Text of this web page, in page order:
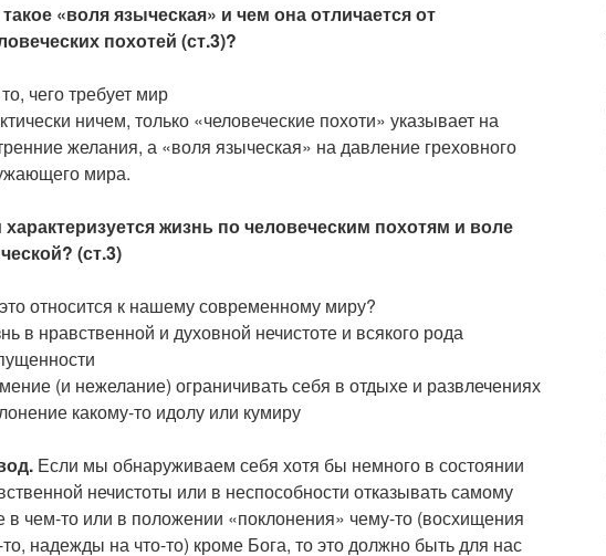
«воля языческая» и чем она отличается от
похотей (ст.3)?
чего требует мир
ничем, только «человеческие похоти» указывает на
желания, а «воля языческая» на давление греховного
мира.
жизнь по человеческим похотям и воле
(ст.3)
относится к нашему современному миру?
в нравственной и духовной нечистоте и всякого рода
(и нежелание) ограничивать себя в отдыхе и развлечениях
какому-то идолу или кумиру
Если мы обнаруживаем себя хотя бы немного в состоянии
нечистоты или в неспособности отказывать самому
в чем-то или в положении «поклонения» чему-то (восхищения
надежды на что-то) кроме Бога, то это должно быть для нас